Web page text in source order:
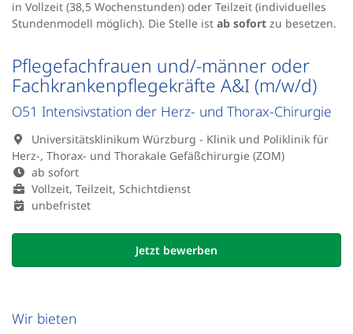
Pflegefachfrauen und/-männer oder
Fachkrankenpflegekräfte A&I (m/w/d)
O51 Intensivstation der Herz- und Thorax-Chirurgie
Universitätsklinikum Würzburg - Klinik und Poliklinik für
Herz-, Thorax- und Thorakale Gefäßchirurgie (ZOM)
ab sofort
Vollzeit, Teilzeit, Schichtdienst
unbefristet
Jetzt bewerben
in Vollzeit (38,5 Wochenstunden) oder Teilzeit (individuelles
Stundenmodell möglich). Die Stelle ist ab sofort zu besetzen.
Wir bieten